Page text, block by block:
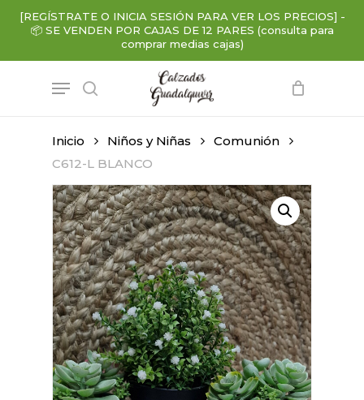
content
[REGÍSTRATE O INICIA SESIÓN PARA VER LOS PRECIOS] -
📦 SE VENDEN POR CAJAS DE 12 PARES (consulta para
comprar medias cajas)
search
Menu
Inicio Niños y Niñas
Comunión
C612-L BLANCO